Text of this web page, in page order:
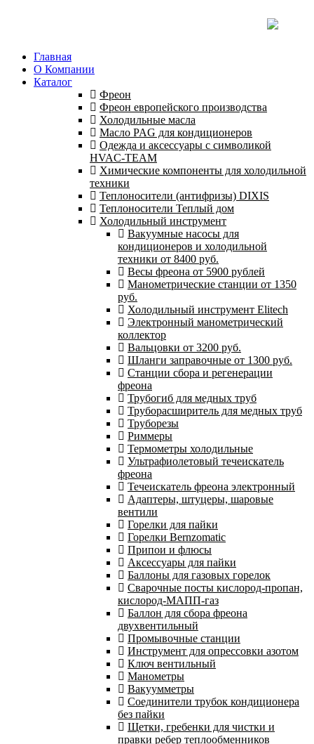
Главная
О Компании
Каталог
Фреон
Фреон европейского производства
Холодильные масла
Масло PAG для кондиционеров
Одежда и аксессуары с символикой
HVAC-TEAM
Химические компоненты для холодильной
техники
Теплоносители (антифризы) DIXIS
Теплоносители Теплый дом
Холодильный инструмент
Вакуумные насосы для
кондиционеров и холодильной
техники от 8400 руб.
Весы фреона от 5900 рублей
Манометрические станции от 1350
руб.
Холодильный инструмент Elitech
Электронный манометрический
коллектор
Вальцовки от 3200 руб.
Шланги заправочные от 1300 руб.
Станции сбора и регенерации
фреона
Трубогиб для медных труб
Труборасширитель для медных труб
Труборезы
Риммеры
Термометры холодильные
Ультрафиолетовый течеискатель
фреона
Течеискатель фреона электронный
Адаптеры, штуцеры, шаровые
вентили
Горелки для пайки
Горелки Bernzomatic
Припои и флюсы
Аксессуары для пайки
Баллоны для газовых горелок
Сварочные посты кислород-пропан,
кислород-МАПП-газ
Баллон для сбора фреона
двухвентильный
Промывочные станции
Инструмент для опрессовки азотом
Ключ вентильный
Манометры
Вакуумметры
Соединители трубок кондиционера
без пайки
Щетки, гребенки для чистки и
правки ребер теплообменников